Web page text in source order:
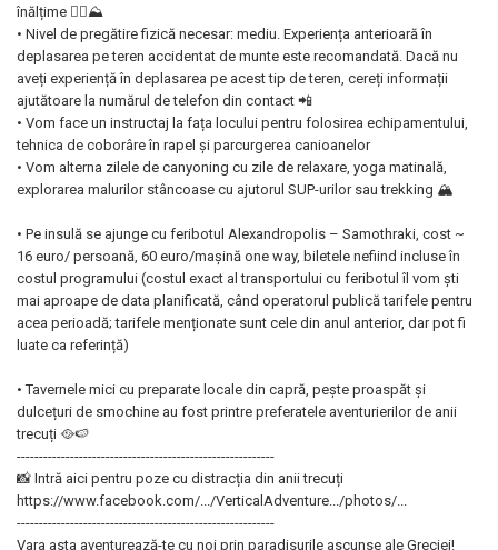
înălțime 🏊‍♀️⛰
• Nivel de pregătire fizică necesar: mediu. Experiența anterioară în
deplasarea pe teren accidentat de munte este recomandată. Dacă nu
aveți experiență în deplasarea pe acest tip de teren, cereți informații
ajutătoare la numărul de telefon din contact 📲
• Vom face un instructaj la fața locului pentru folosirea echipamentului,
tehnica de coborâre în rapel și parcurgerea canioanelor
• Vom alterna zilele de canyoning cu zile de relaxare, yoga matinală,
explorarea malurilor stâncoase cu ajutorul SUP-urilor sau trekking 🏔
• Pe insulă se ajunge cu feribotul Alexandropolis – Samothraki, cost ~
16 euro/ persoană, 60 euro/mașină one way, biletele nefiind incluse în
costul programului (costul exact al transportului cu feribotul îl vom ști
mai aproape de data planificată, când operatorul publică tarifele pentru
acea perioadă; tarifele menționate sunt cele din anul anterior, dar pot fi
luate ca referință)
• Tavernele mici cu preparate locale din capră, pește proaspăt și
dulcețuri de smochine au fost printre preferatele aventurierilor de anii
trecuți 🥘🍉
----------------------------------------------------------
📸 Intră aici pentru poze cu distracția din anii trecuți
https://www.facebook.com/.../VerticalAdventure.../photos/...
----------------------------------------------------------
Vara asta aventurează-te cu noi prin paradisurile ascunse ale Greciei!